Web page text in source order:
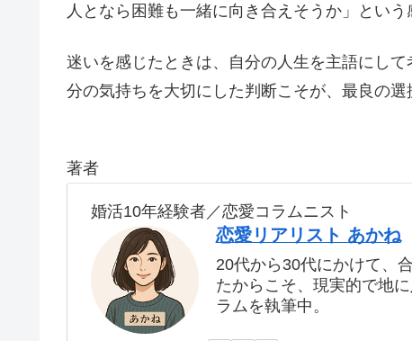
人となら困難も一緒に向き合えそうか」という
迷いを感じたときは、自分の人生を主語にし
分の気持ちを大切にした判断こそが、最良の選
著者
婚活10年経験者／恋愛コラムニスト
恋愛リアリスト あかね
20代から30代にかけて、
たからこそ、現実的で地
ラムを執筆中。